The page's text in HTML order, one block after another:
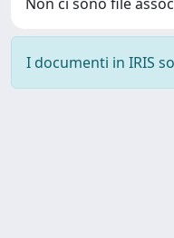
I documenti in IRIS